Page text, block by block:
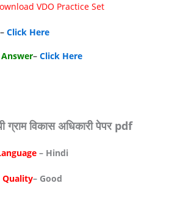
VDO Practice Set
– Click Here
Answer– Click Here
ग्राम विकास अधिकारी पेपर pdf
– Hindi
Quality– Good